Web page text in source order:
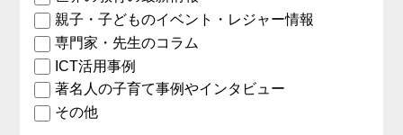
親子・子どものイベント・レジャー情報
専門家・先生のコラム
ICT活用事例
著名人の子育て事例やインタビュー
その他